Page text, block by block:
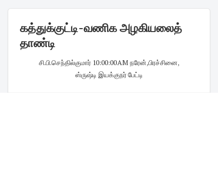
கத்துக்குட்டி-வணிக அழகியலைத்
தாண்டி
சி.பி.செந்தில்குமார்· 10:00:00 AM நரேன்,பிரச்சினை,
ஸ்ருஷ்டி இயக்குநர் பேட்டி